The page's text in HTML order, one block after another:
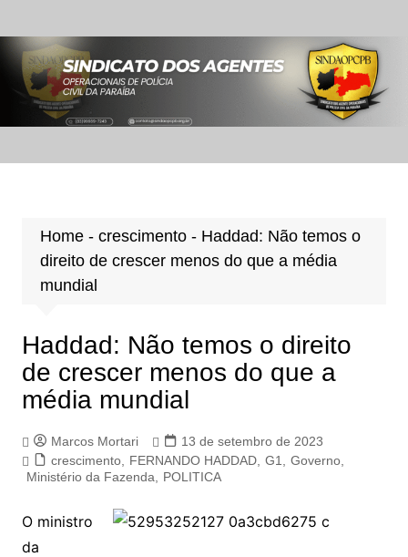
para
conteúdo
Home- crescimento- Haddad: Não temos o
direito de crescer menos do que a média
mundial
Haddad: Não temos o direito
de crescer menos do que a
média mundial
Marcos Mortari
13 de setembro de 2023
crescimento, FERNANDO HADDAD, G1 Governo,
Ministério da Fazenda
POLITICA
O ministro
da